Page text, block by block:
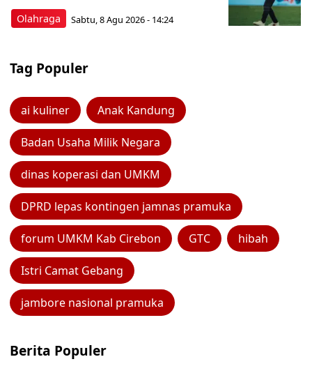
Olahraga Sabtu, 8 Agu 2026 - 14:24
Tag Populer
ai kuliner Anak Kandung
Badan Usaha Milik Negara
dinas koperasi dan UMKM
DPRD lepas kontingen jamnas pramuka
forum UMKM Kab Cirebon GTC hibah
Istri Camat Gebang
jambore nasional pramuka
Berita Populer